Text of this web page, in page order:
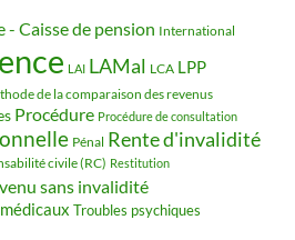
Caisse de pension International
LAI LAMal LCA LPP
de la comparaison des revenus
Procédure Procédure de consultation
Pénal Rente d'invalidité
civile (RC) Restitution
sans invalidité
Troubles psychiques